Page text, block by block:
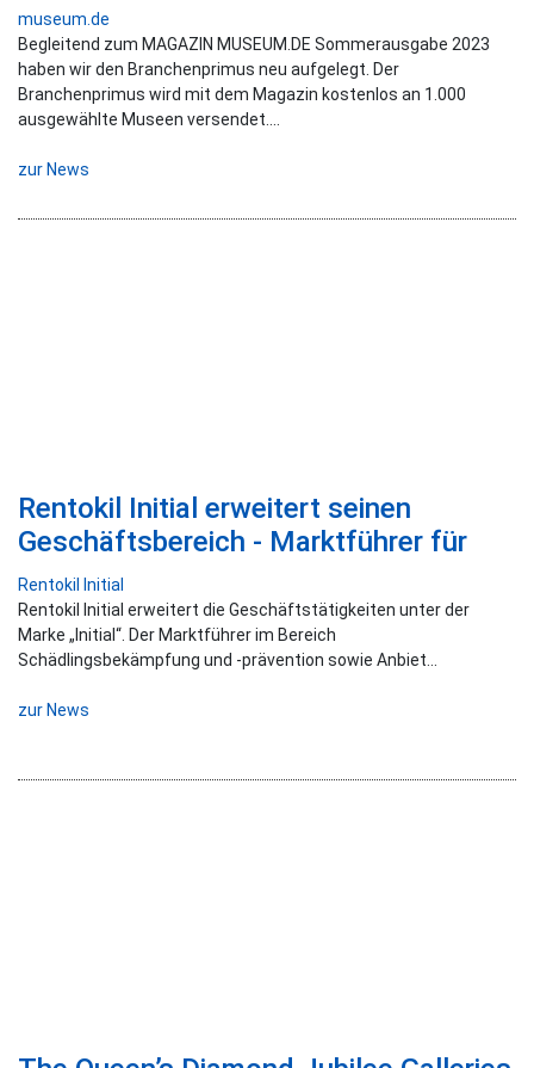
museum.de
Begleitend zum MAGAZIN MUSEUM.DE Sommerausgabe 2023
haben wir den Branchenprimus neu aufgelegt. Der
Branchenprimus wird mit dem Magazin kostenlos an 1.000
ausgewählte Museen versendet....
zur News
Rentokil Initial erweitert seinen
Geschäftsbereich - Marktführer für
integrierte Hygienelösungen bietet ab
sofort Waschraum-Services an
Rentokil Initial
Rentokil Initial erweitert die Geschäftstätigkeiten unter der
Marke „Initial“. Der Marktführer im Bereich
Schädlingsbekämpfung und -prävention sowie Anbiet...
zur News